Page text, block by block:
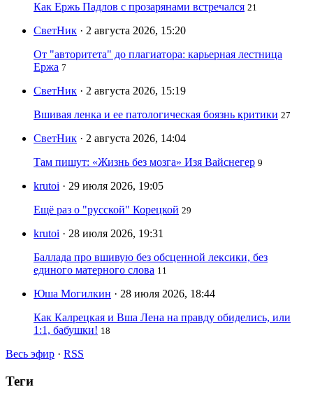
Как Ержь Падлов с прозарянами встречался 21
СветНик · 2 августа 2026, 15:20
От "авторитета" до плагиатора: карьерная лестница
Ержа 7
СветНик · 2 августа 2026, 15:19
Вшивая ленка и ее патологическая боязнь критики 27
СветНик · 2 августа 2026, 14:04
Там пишут: «Жизнь без мозга» Изя Вайснегер 9
krutoi · 29 июля 2026, 19:05
Ещё раз о "русской" Корецкой 29
krutoi · 28 июля 2026, 19:31
Баллада про вшивую без обсценной лексики, без
единого матерного слова 11
Юша Могилкин · 28 июля 2026, 18:44
Как Калрецкая и Вша Лена на правду обиделись, или
1:1, бабушки! 18
Весь эфир · RSS
Теги